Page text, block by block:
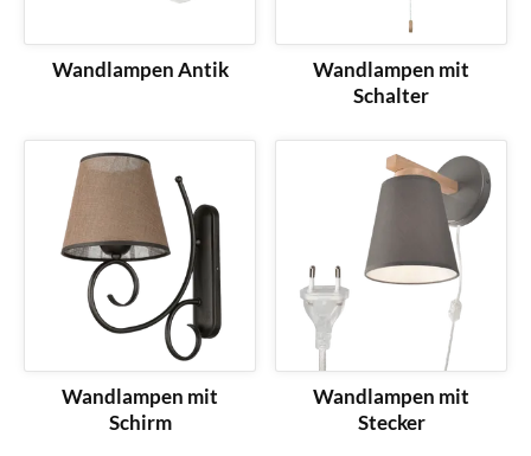
Wandlampen Antik
Wandlampen mit
Schalter
Wandlampen mit
Schirm
Wandlampen mit
Stecker